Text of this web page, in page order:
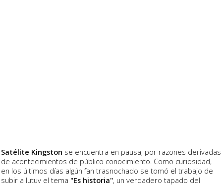
Satélite Kingston se encuentra en pausa, por razones derivadas
de acontecimientos de público conocimiento. Como curiosidad,
en los últimos días algún fan trasnochado se tomó el trabajo de
subir a Iutuv el tema "Es historia", un verdadero tapado del